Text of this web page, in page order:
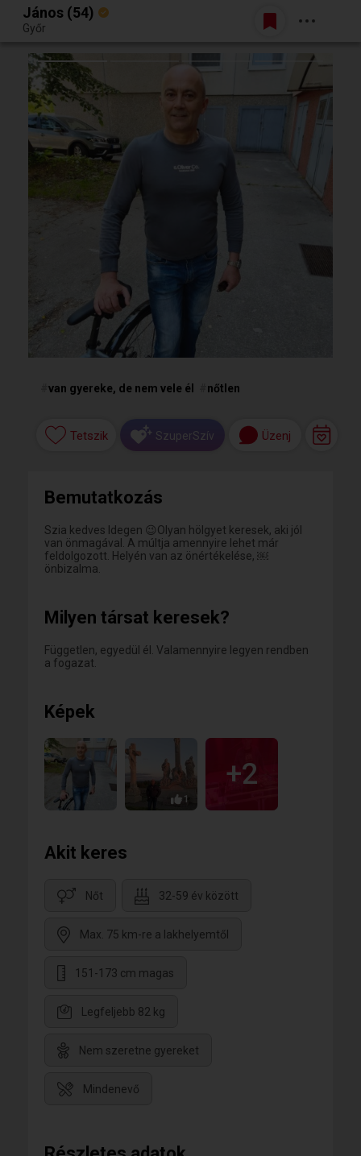
Egy jó randiból bármi lehet.
Belépés
János (54)
Győr
van gyereke, de nem vele él nőtlen
Tetszik SzuperSzív Üzenj
Bemutatkozás
Szia kedves Idegen 😉Olyan hölgyet keresek, aki jól
van önmagával. A múltja amennyire lehet már
feldolgozott. Helyén van az önértékelése, ￼
önbizalma.
Milyen társat keresek?
Független, egyedül él. Valamennyire legyen rendben
a fogazat.
Képek
1
+2
Akit keres
Nőt 32-59 év között
Max. 75 km-re a lakhelyemtől
151-173 cm magas
Legfeljebb 82 kg
Nem szeretne gyereket
Mindenevő